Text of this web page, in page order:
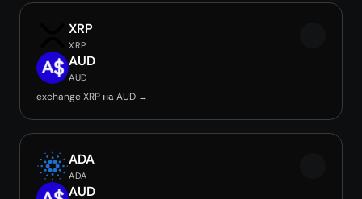
XRP
XRP
AUD
AUD
exchange XRP на AUD →
ADA
ADA
AUD